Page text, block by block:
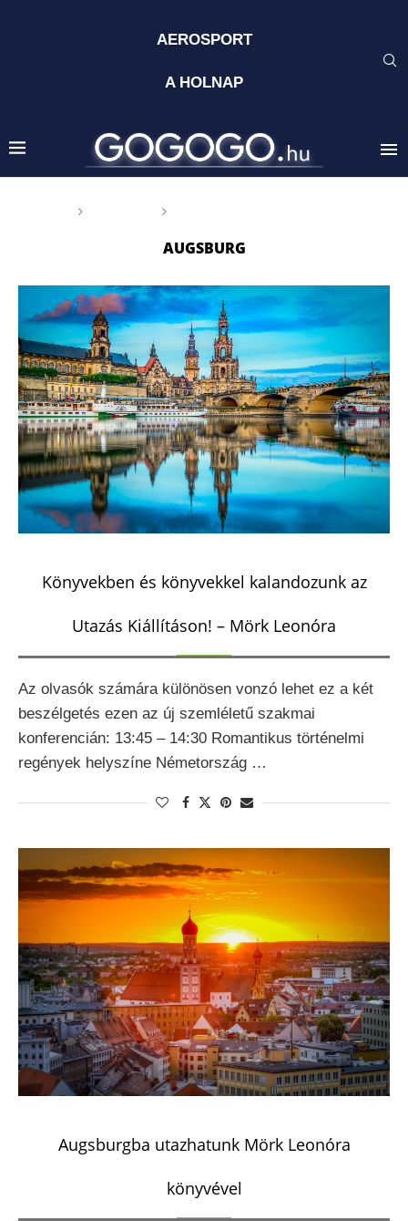
AEROSPORT
A HOLNAP
AUGSBURG
Könyvekben és könyvekkel kalandozunk az
Utazás Kiállításon! – Mörk Leonóra
Az olvasók számára különösen vonzó lehet ez a két
beszélgetés ezen az új szemléletű szakmai
konferencián: 13:45 – 14:30 Romantikus történelmi
regények helyszíne Németország …
Augsburgba utazhatunk Mörk Leonóra
könyvével